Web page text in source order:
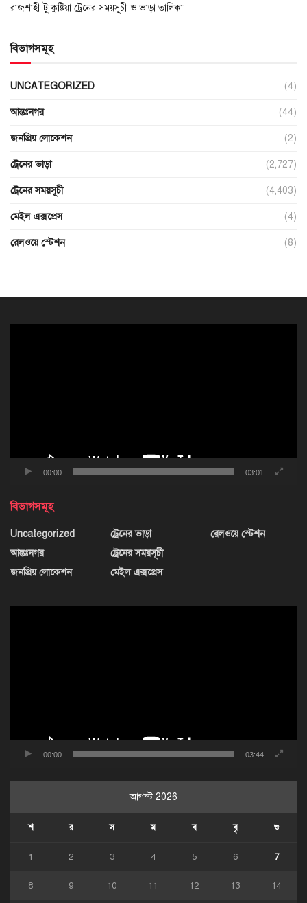
রাজশাহী টু কুষ্টিয়া ট্রেনের সময়সূচী ও ভাড়া তালিকা
বিভাগসমূহ
UNCATEGORIZED (4)
আন্তঃনগর (44)
জনপ্রিয় লোকেশন (2)
ট্রেনের ভাড়া (2,727)
ট্রেনের সময়সূচী (4,403)
মেইল এক্সপ্রেস (4)
রেলওয়ে স্টেশন (8)
00:00 03:01
বিভাগসমূহ
Uncategorized
আন্তঃনগর
জনপ্রিয় লোকেশন
ট্রেনের ভাড়া
ট্রেনের সময়সূচী
মেইল এক্সপ্রেস
রেলওয়ে স্টেশন
00:00 03:44
আগস্ট 2026
শ র স ম ব বৃ শু
1 2 3 4 5 6 7
8 9 10 11 12 13 14